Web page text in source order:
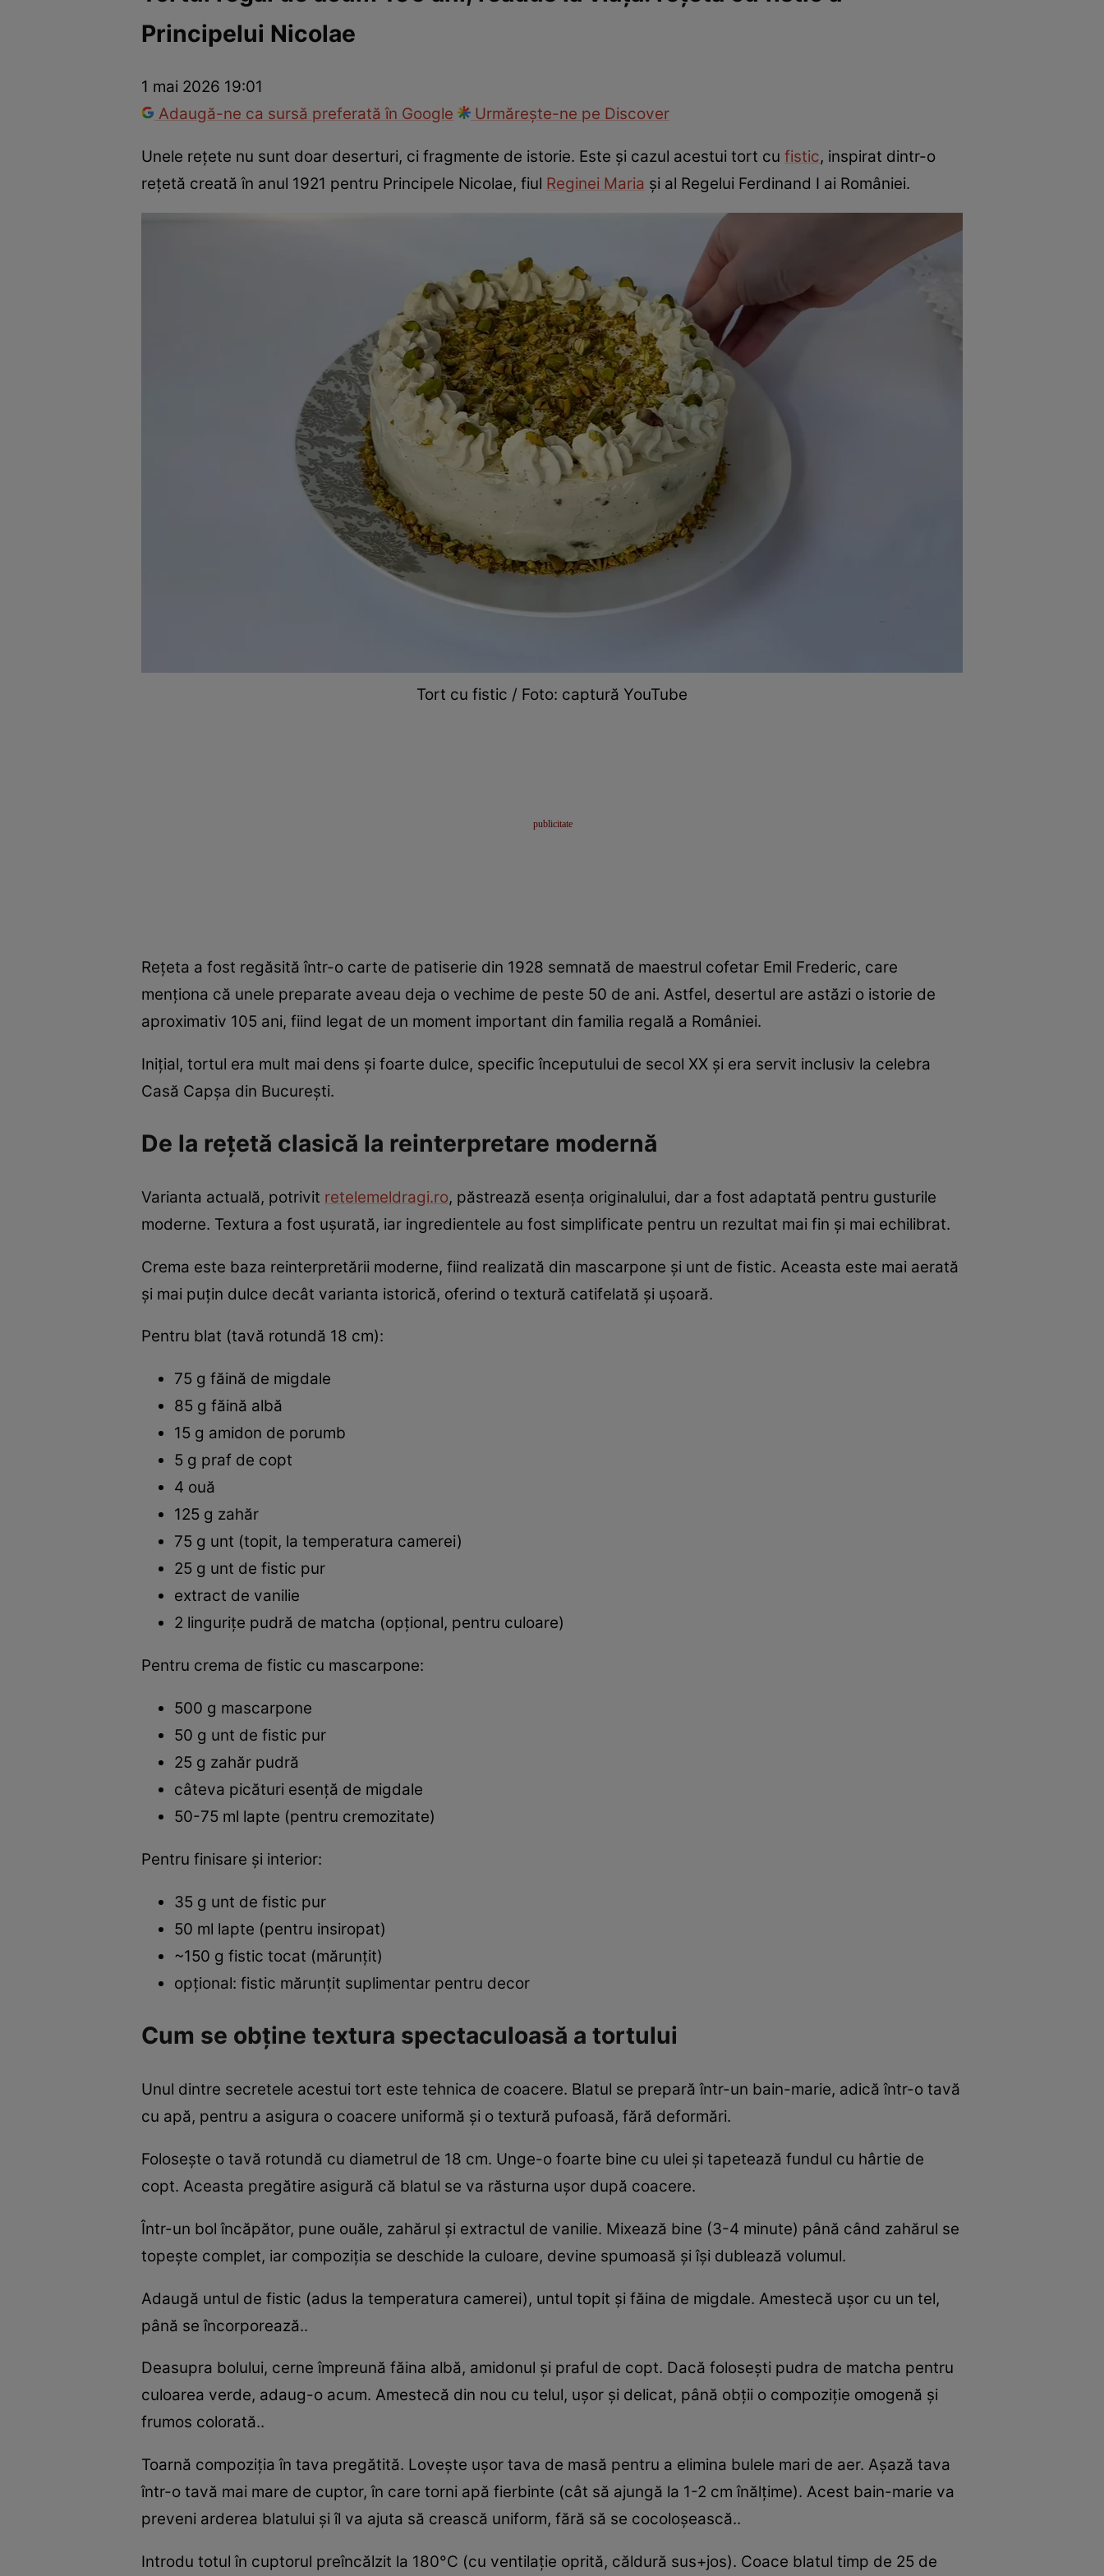
Dragoste și SexEvenimenteHoroscop
Principelui Nicolae
1 mai 2026 19:01
Adaugă-ne ca sursă preferată în Google
Urmărește-ne pe Discover
Unele rețete nu sunt doar deserturi, ci fragmente de istorie. Este și cazul acestui tort cu fistic, inspirat dintr-o
rețetă creată în anul 1921 pentru Principele Nicolae, fiul Reginei Maria și al Regelui Ferdinand I ai României.
Tort cu fistic / Foto: captură YouTube
Rețeta a fost regăsită într-o carte de patiserie din 1928 semnată de maestrul cofetar Emil Frederic, care
menționa că unele preparate aveau deja o vechime de peste 50 de ani. Astfel, desertul are astăzi o istorie de
aproximativ 105 ani, fiind legat de un moment important din familia regală a României.
Inițial, tortul era mult mai dens și foarte dulce, specific începutului de secol XX și era servit inclusiv la celebra
Casă Capșa din București.
De la rețetă clasică la reinterpretare modernă
Varianta actuală, potrivit retelemeldragi.ro, păstrează esența originalului, dar a fost adaptată pentru gusturile
moderne. Textura a fost ușurată, iar ingredientele au fost simplificate pentru un rezultat mai fin și mai echilibrat.
Crema este baza reinterpretării moderne, fiind realizată din mascarpone și unt de fistic. Aceasta este mai aerată
și mai puțin dulce decât varianta istorică, oferind o textură catifelată și ușoară.
Pentru blat (tavă rotundă 18 cm):
75 g făină de migdale
85 g făină albă
15 g amidon de porumb
5 g praf de copt
4 ouă
125 g zahăr
75 g unt (topit, la temperatura camerei)
25 g unt de fistic pur
extract de vanilie
2 lingurițe pudră de matcha (opțional, pentru culoare)
Pentru crema de fistic cu mascarpone:
500 g mascarpone
50 g unt de fistic pur
25 g zahăr pudră
câteva picături esență de migdale
50-75 ml lapte (pentru cremozitate)
Pentru finisare și interior:
35 g unt de fistic pur
50 ml lapte (pentru insiropat)
~150 g fistic tocat (mărunțit)
opțional: fistic mărunțit suplimentar pentru decor
Cum se obține textura spectaculoasă a tortului
Unul dintre secretele acestui tort este tehnica de coacere. Blatul se prepară într-un bain-marie, adică într-o tavă
cu apă, pentru a asigura o coacere uniformă și o textură pufoasă, fără deformări.
Folosește o tavă rotundă cu diametrul de 18 cm. Unge-o foarte bine cu ulei și tapetează fundul cu hârtie de
copt. Aceasta pregătire asigură că blatul se va răsturna ușor după coacere.
Într-un bol încăpător, pune ouăle, zahărul și extractul de vanilie. Mixează bine (3-4 minute) până când zahărul se
topește complet, iar compoziția se deschide la culoare, devine spumoasă și își dublează volumul.
Adaugă untul de fistic (adus la temperatura camerei), untul topit și făina de migdale. Amestecă ușor cu un tel,
până se încorporează..
Deasupra bolului, cerne împreună făina albă, amidonul și praful de copt. Dacă folosești pudra de matcha pentru
culoarea verde, adaug-o acum. Amestecă din nou cu telul, ușor și delicat, până obții o compoziție omogenă și
frumos colorată..
Toarnă compoziția în tava pregătită. Lovește ușor tava de masă pentru a elimina bulele mari de aer. Așază tava
într-o tavă mai mare de cuptor, în care torni apă fierbinte (cât să ajungă la 1-2 cm înălțime). Acest bain-marie va
preveni arderea blatului și îl va ajuta să crească uniform, fără să se cocoloșească..
Introdu totul în cuptorul preîncălzit la 180°C (cu ventilație oprită, căldură sus+jos). Coace blatul timp de 25 de